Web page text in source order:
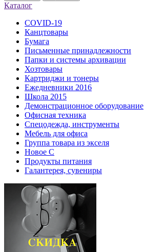
Каталог
COVID-19
Канцтовары
Бумага
Письменные принадлежности
Папки и системы архивации
Хозтовары
Картриджи и тонеры
Ежедневники 2016
Школа 2015
Демонстрационное оборудование
Офисная техника
Спецодежда, инструменты
Мебель для офиса
Группа товара из экселя
Новое С
Продукты питания
Галантерея, сувениры